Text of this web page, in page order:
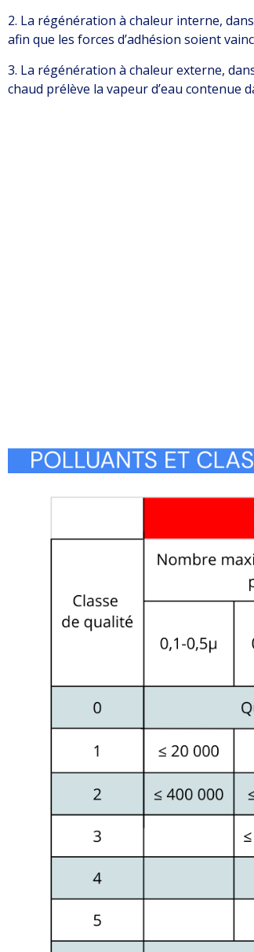
2. La régénération à chaleur interne,
afin que les forces d’adhésion soient
3. La régénération à chaleur externe,
chaud prélève la vapeur d’eau contenue